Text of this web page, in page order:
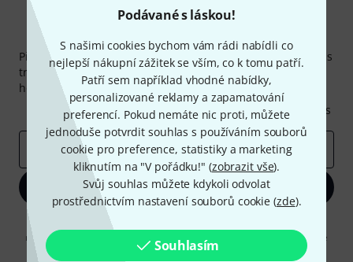
Podávané s láskou!
S našimi cookies bychom vám rádi nabídli co
nejlepší nákupní zážitek se vším, co k tomu patří.
Patří sem například vhodné nabídky,
personalizované reklamy a zapamatování
preferencí. Pokud nemáte nic proti, můžete
jednoduše potvrdit souhlas s používáním souborů
cookie pro preference, statistiky a marketing
kliknutím na "V pořádku!" (zobrazit vše).
Svůj souhlas můžete kdykoli odvolat
prostřednictvím nastavení souborů cookie (zde).
Souhlasím
Thomann newsletter
Přihlaste se k odběru Thomann newsletteru v angličtině a s
trochou štěstí vyhrajte jeden z50 dárkových kupónův
hodnotě
50€ !
Inspirativní příspěvky
Nabídky Thomann Insights
E-mailová adresa*
Zaregistrujte se
Kliknutím na "Zaregistrujte se" souhlasíte s přijímáním e-mailových
reklam a měřením chování při používání e-mailů. Odhlášení je možné
kdykoliv. Další informace naleznete v naší sekci
Ochrana údajů